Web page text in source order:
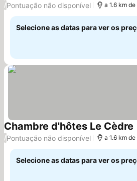
/Pontuação não disponível a 1.6 km
Selecione as datas para ver os
Chambre d'hôtes Le Cèdre
/Pontuação não disponível a 1.6 km
Selecione as datas para ver os